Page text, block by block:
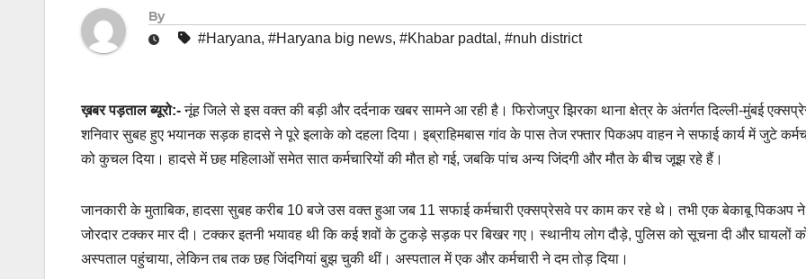
By
#Haryana, #Haryana big news, #Khabar padtal , #nuh district
ख़बर पड़ताल ब्यूरो:-नूंह जिले से इस वक्त की बड़ी और दर्दनाक खबर सामने आ रही है। फिरोजपुर झिरका थाना क्षेत्र के अंतर्गत दिल्ली-मुंबई
शनिवार सुबह हुए भयानक सड़क हादसे ने पूरे इलाके को दहला दिया। इब्राहिमबास गांव के पास तेज रफ्तार पिकअप वाहन ने सफाई कार्य में जुटे
को कुचल दिया। हादसे में छह महिलाओं समेत सात कर्मचारियों की मौत हो गई, जबकि पांच अन्य जिंदगी और मौत के बीच जूझ रहे हैं।
जानकारी के मुताबिक, हादसा सुबह करीब 10 बजे उस वक्त हुआ जब 11 सफाई कर्मचारी एक्सप्रेसवे पर काम कर रहे थे। तभी एक बेकाबू पिकअप ने
जोरदार टक्कर मार दी। टक्कर इतनी भयावह थी कि कई शवों के टुकड़े सड़क पर बिखर गए। स्थानीय लोग दौड़े, पुलिस को सूचना दी और घायलों
अस्पताल पहुंचाया, लेकिन तब तक छह जिंदगियां बुझ चुकी थीं। अस्पताल में एक और कर्मचारी ने दम तोड़ दिया।